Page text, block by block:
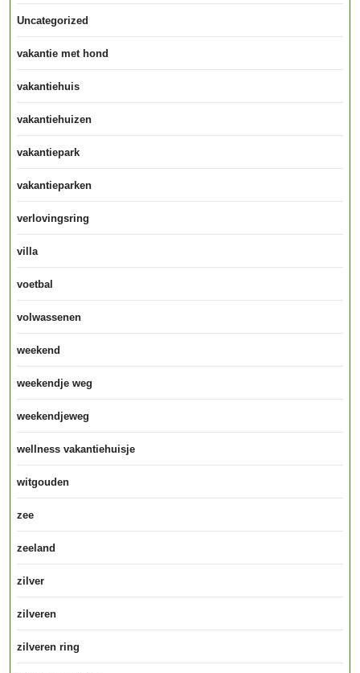
Uncategorized
vakantie met hond
vakantiehuis
vakantiehuizen
vakantiepark
vakantieparken
verlovingsring
villa
voetbal
volwassenen
weekend
weekendje weg
weekendjeweg
wellness vakantiehuisje
witgouden
zee
zeeland
zilver
zilveren
zilveren ring